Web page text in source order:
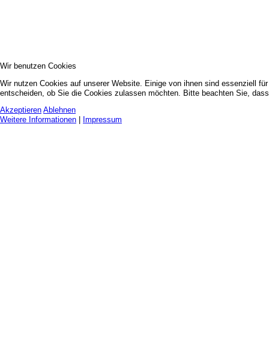
Wir benutzen Cookies
Wir nutzen Cookies auf unserer Website. Einige von ihnen sind essenziell
entscheiden, ob Sie die Cookies zulassen möchten. Bitte beachten Sie,
Akzeptieren Ablehnen
Weitere Informationen
Impressum